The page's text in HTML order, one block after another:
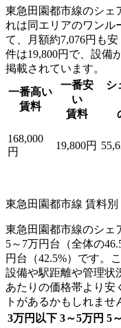
東急田園都市線のシェ
れは同エリアのワンル
て、月額約7,076円も
件は19,800円で、設備
掲載されています。
一番高い
賃料
一番安
い
賃料
シ
168,000
円
19,800円
東急田園都市線 賃料
東急田園都市線のシェ
5～7万円台（全体の
円台（42.5%）です。
設備や駅距離や管理状
あたりの価格帯より安
トがあるかもしれませ
3万円以下 3～5万円 5